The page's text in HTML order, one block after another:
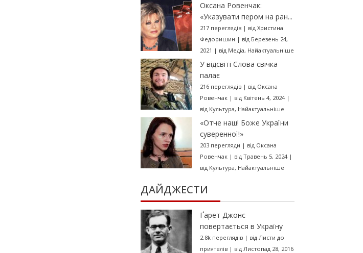
Оксана Ровенчак:
«Указувати пером на ран...
217 переглядів| від Христина
Федоришин | від Березень 24,
2021 | від Медіа, Найактуальніше
У відсвіті Слова свічка
палає
216 переглядів| від Оксана
Ровенчак| від Квітень 4, 2024|
від Культура, Найактуальніше
«Отче наш! Боже України
суверенної!»
203 перегляди | від Оксана
Ровенчак| від Травень 5, 2024|
від Культура, Найактуальніше
ДАЙДЖЕСТИ
Ґарет Джонс
повертається в Україну
2.8k переглядів| від Листи до
приятелів| від Листопад 28, 2016